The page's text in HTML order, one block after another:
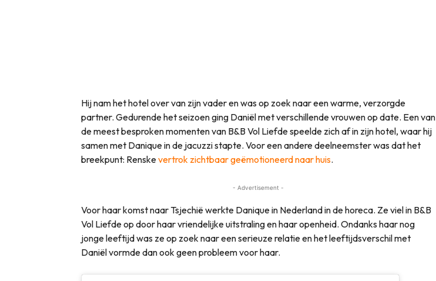
Hij nam het hotel over van zijn vader en was op zoek naar een warme, verzorgde
partner. Gedurende het seizoen ging Daniël met verschillende vrouwen op date. Een van
de meest besproken momenten van B&B Vol Liefde speelde zich af in zijn hotel, waar hij
samen met Danique in de jacuzzi stapte. Voor een andere deelneemster was dat het
breekpunt: Renskevertrok zichtbaar geëmotioneerd naar huis.
- Advertisement -
Voor haar komst naar Tsjechië werkte Danique in Nederland in de horeca. Ze viel in B&B
Vol Liefde op door haar vriendelijke uitstraling en haar openheid. Ondanks haar nog
jonge leeftijd was ze op zoek naar een serieuze relatie en het leeftijdsverschil met
Daniël vormde dan ook geen probleem voor haar.